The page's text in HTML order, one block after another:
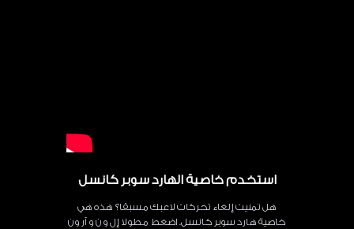
استخدم خاصية الهارد سوبر كانسل
هل تمنيت إلغاء تحركات لاعبك مسبقا؟ هذه هي
خاصية هارد سوبر كانسل. اضغط مطولا إل ون و آر ون